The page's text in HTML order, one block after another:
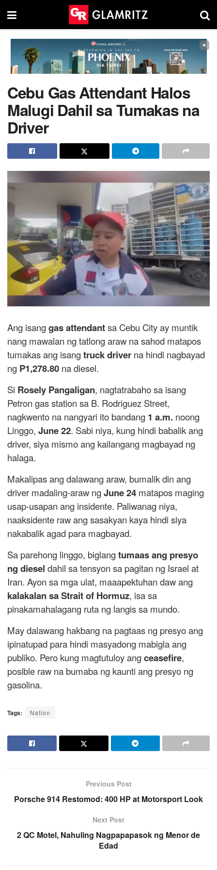
×
Cebu Gas Attendant Halos
Malugi Dahil sa Tumakas na
Driver
Ang isanggas attendantsa Cebu City ay muntik
nang mawalan ng tatlong araw na sahod matapos
tumakas ang isangtruck driver na hindi nagbayad
ng P1,278.80 na diesel.
Si Rosely Pangaligan, nagtatrabaho sa isang
Petron gas station sa B. Rodriguez Street,
nagkwento na nangyari ito bandang 1 a.m. noong
Linggo, June 22. Sabi niya, kung hindi babalik ang
driver, siya mismo ang kailangang magbayad ng
halaga.
Makalipas ang dalawang araw, bumalik din ang
driver madaling-araw ngJune 24 matapos maging
usap-usapan ang insidente. Paliwanag niya,
naaksidente raw ang sasakyan kaya hindi siya
nakabalik agad para magbayad.
Sa parehong linggo, biglangtumaas ang presyo
ng diesel dahil sa tensyon sa pagitan ng Israel at
Iran. Ayon sa mga ulat, maaapektuhan daw ang
kalakalan sa Strait of Hormuz, isa sa
pinakamahalagang ruta ng langis sa mundo.
May dalawang hakbang na pagtaas ng presyo ang
ipinatupad para hindi masyadong mabigla ang
publiko. Pero kung magtutuloy angceasefire,
posible raw na bumaba ng kaunti ang presyo ng
gasolina.
Tags: Nation
Previous Post
Porsche 914 Restomod: 400 HP at Motorsport Look
Next Post
2 QC Motel, Nahuling Nagpapapasok ng Menor de
Edad